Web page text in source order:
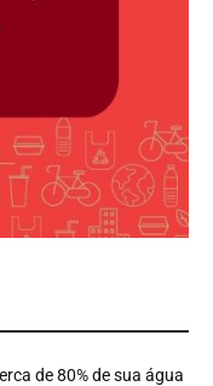
de 80% de sua água